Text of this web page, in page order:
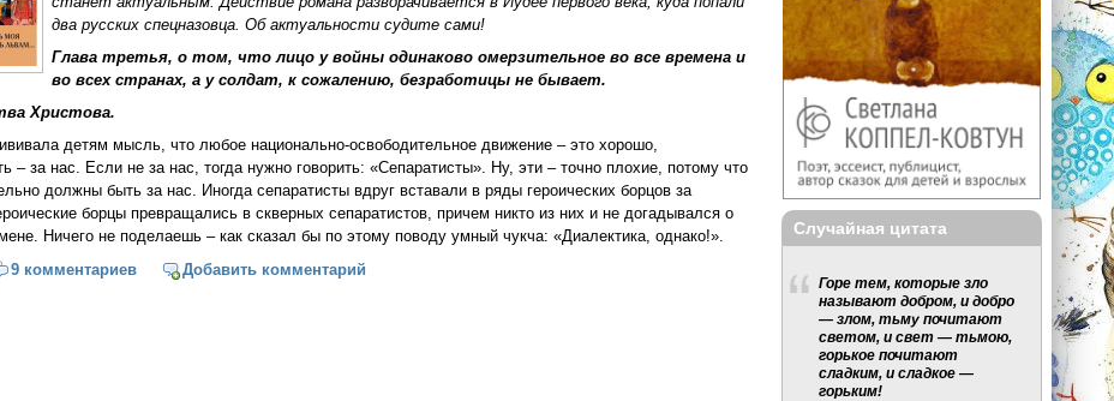
два русских спецназовца. Об актуальности судите сами!
Глава третья, о том, что лицо у войны одинаково омерзительное во все времена и
во всех странах, а у солдат, к сожалению, безработицы не бывает.
Христова.
детям мысль, что любое национально-освободительное движение – это хорошо,
– за нас. Если не за нас, тогда нужно говорить: «Сепаратисты». Ну, эти – точно плохие, потому что
должны быть за нас. Иногда сепаратисты вдруг вставали в ряды героических борцов за
борцы превращались в скверных сепаратистов, причем никто из них и не догадывался о
Ничего не поделаешь – как сказал бы по этому поводу умный чукча: «Диалектика, однако!».
моя досталась львам...
9 комментариев Добавить комментарий
Случайная цитата
Горе тем, которые зло
называют добром, и добро
— злом, тьму почитают
светом, и свет — тьмою,
горькое почитают
сладким, и сладкое —
горьким!